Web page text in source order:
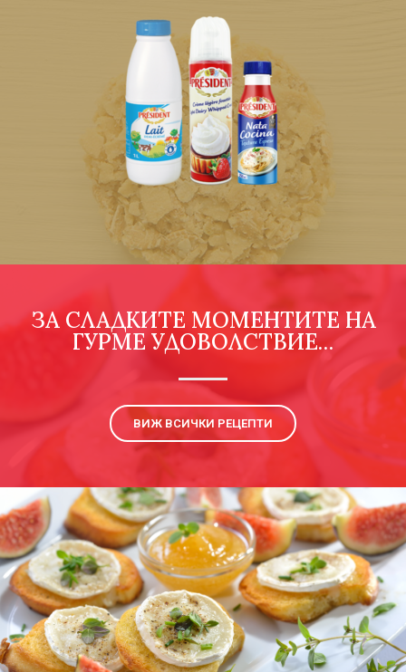
ЗА СЛАДКИТЕ МОМЕНТИТЕ НА
ГУРМЕ УДОВОЛСТВИЕ…
ВИЖ ВСИЧКИ РЕЦЕПТИ